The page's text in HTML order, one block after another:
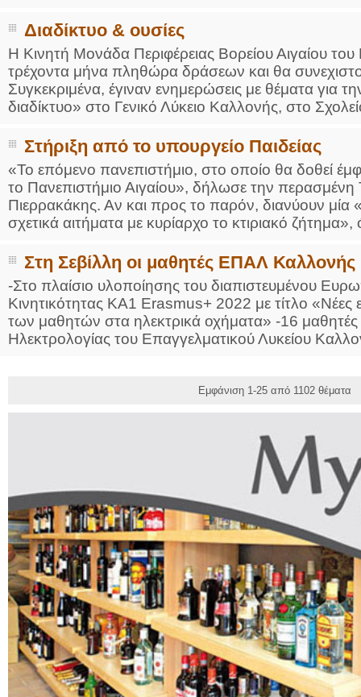
Διαδίκτυο & ουσίες
Η Κινητή Μονάδα Περιφέρειας Βορείου Αιγαίου
τρέχοντα μήνα πληθώρα δράσεων και θα
Συγκεκριμένα, έγιναν ενημερώσεις με θέματα για
διαδίκτυο» στο Γενικό Λύκειο Καλλονής, στο
Στήριξη από το υπουργείο Παιδείας
«Το επόμενο πανεπιστήμιο, στο οποίο θα δοθεί
το Πανεπιστήμιο Αιγαίου», δήλωσε την περασμένη
Πιερρακάκης. Αν και προς το παρόν, διανύουν μία
σχετικά αιτήματα με κυρίαρχο το κτιριακό ζήτημα»,
Στη Σεβίλλη οι μαθητές ΕΠΑΛ Καλλονής
-Στο πλαίσιο υλοποίησης του διαπιστευμένου
Κινητικότητας ΚΑ1 Erasmus+ 2022 με τίτλο «Νέες
των μαθητών στα ηλεκτρικά οχήματα» -16
Ηλεκτρολογίας του Επαγγελματικού Λυκείου
Εμφάνιση 1-25 από 1102 θέματα